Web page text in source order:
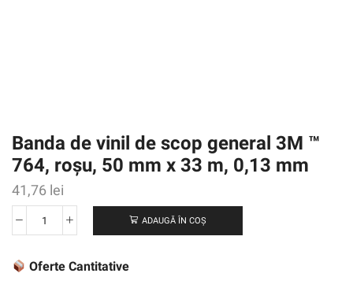
Banda de vinil de scop general 3M ™
764, roșu, 50 mm x 33 m, 0,13 mm
41,76 lei
Cantitate
de
ADAUGĂ ÎN COȘ
Oferte Cantitative